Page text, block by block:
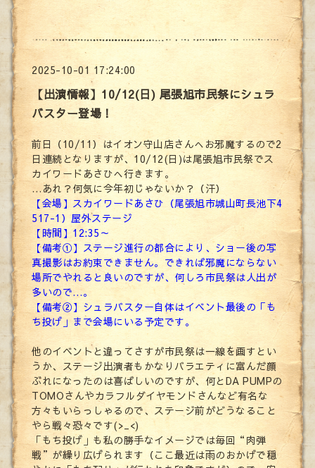
2025-10-01 17:24:00
【出演情報】10/12(日) 尾張旭市民祭にシュラ
バスター登場！
前日（10/11）はイオン守山店さんへお邪魔するので2
日連続となりますが、10/12(日)は尾張旭市民祭でス
カイワードあさひへ行きます。
…あれ？何気に今年初じゃないか？（汗）
【会場】スカイワードあさひ（尾張旭市城山町長池下4
517-1）屋外ステージ
【時間】12:35～
【備考①】ステージ進行の都合により、ショー後の写
真撮影はお約束できません。できれば邪魔にならない
場所でやれると良いのですが、何しろ市民祭は人出が
多いので…。
【備考②】シュラバスター自体はイベント最後の「も
ち投げ」まで会場にいる予定です。
他のイベントと違ってさすが市民祭は一線を画すとい
うか、ステージ出演者もかなりバラエティに富んだ顔
ぶれになったのは喜ばしいのですが、何とDA PUMPの
TOMOさんやカラフルダイヤモンドさんなど有名な
方々もいらっしゃるので、ステージ前がどうなること
やら戦々恐々です(>_<)
「もち投げ」も私の勝手なイメージでは毎回“肉弾
戦”が繰り広げられます（ここ最近は雨のおかげで穏